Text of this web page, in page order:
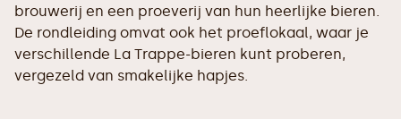
brouwerij en een proeverij van hun heerlijke bieren.
De rondleiding omvat ook het proeflokaal, waar je
verschillende La Trappe-bieren kunt proberen,
vergezeld van smakelijke hapjes.